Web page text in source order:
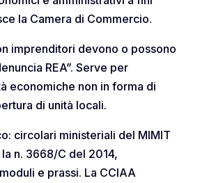
la Camera di Commercio.
imprenditori devono o possono
REA”. Serve per
economiche non in forma di
di unità locali.
circolari ministeriali del MIMIT
n. 3668/C del 2014,
e prassi. La CCIAA